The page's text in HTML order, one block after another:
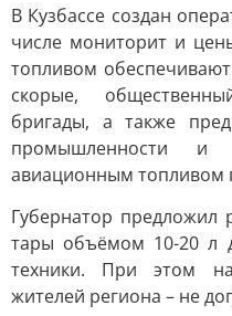
В Кузбассе создан
числе мониторит и
топливом
скорые,
бригады, а также
промышленности и
авиационным топливом
Губернатор предложил
тары объёмом 10-20 л
техники. При этом
жителей региона – не